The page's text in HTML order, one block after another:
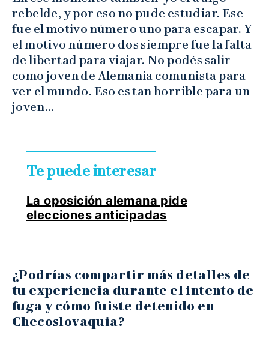
rebelde, y por eso no pude estudiar. Ese
fue el motivo número uno para escapar. Y
el motivo número dos siempre fue la falta
de libertad para viajar. No podés salir
como joven de Alemania comunista para
ver el mundo. Eso es tan horrible para un
joven…
Te puede interesar
La oposición alemana pide
elecciones anticipadas
¿Podrías compartir más detalles de
tu experiencia durante el intento de
fuga y cómo fuiste detenido en
Checoslovaquia?